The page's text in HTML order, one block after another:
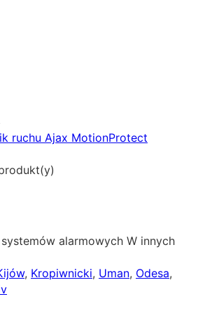
ruchu Ajax MotionProtect
alarmowych W innych
, Kropiwnicki, Uman, Odesa,